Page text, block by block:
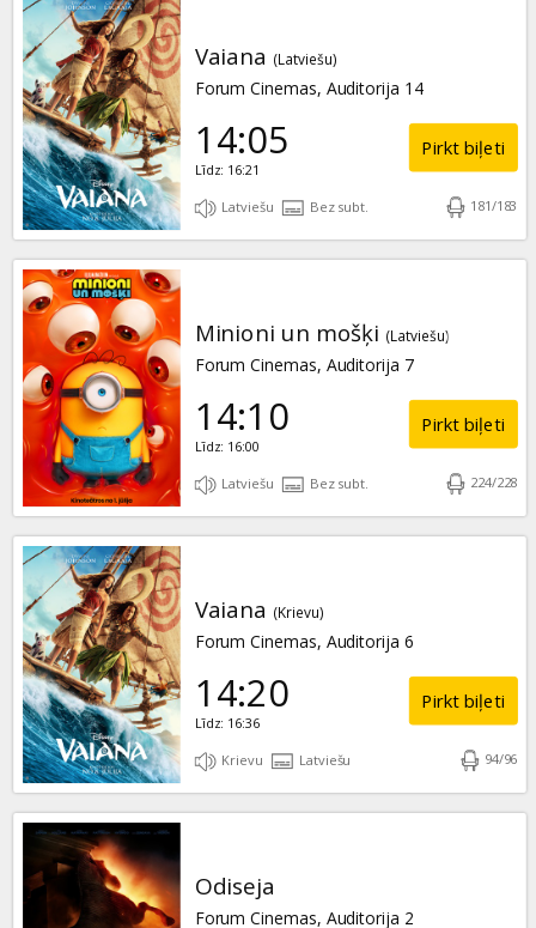
Vaiana (Latviešu)
Forum Cinemas, Auditorija 14
14:05
Līdz: 16:21
Pirkt biļeti
Latviešu Bez subt. 181/183
Minioni un mošķi (Latviešu)
Forum Cinemas, Auditorija 7
14:10
Līdz: 16:00
Pirkt biļeti
Latviešu Bez subt. 224/228
Vaiana (Krievu)
Forum Cinemas, Auditorija 6
14:20
Līdz: 16:36
Pirkt biļeti
Krievu Latviešu 94/96
Odiseja
Forum Cinemas, Auditorija 2